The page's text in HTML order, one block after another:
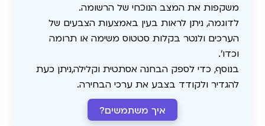
משקפות את המצב הנוכחי של הרשומה.
לדוגמה, ניתן לראות בעין באמצעות הצבעים של
הערכים ולנטר בקלות סטטוס משימה או תרומה
וכדו'.
בנוסף, כדי לספק הבחנה אסתטית וקלילה,ניתן כעת
להגדיר ולקודד בצבע את ערכי הבחירה.
איך משתמשים?